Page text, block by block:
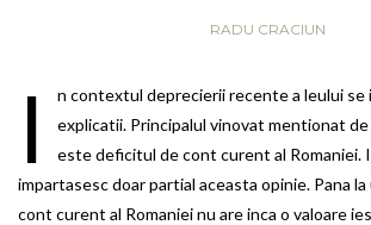
RADU CRACIUN
I
n contextul deprecierii recente a leului se
explicatii. Principalul vinovat mentionat de
este deficitul de cont curent al Romaniei.
impartasesc doar partial aceasta opinie. Pana
cont curent al Romaniei nu are inca o valoare